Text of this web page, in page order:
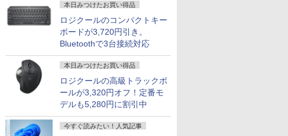
本日みつけたお買い得品
ロジクールのコンパクトキー
ボードが3,720円引き。
Bluetoothで3台接続対応
本日みつけたお買い得品
ロジクールの高級トラックボ
ールが3,320円オフ！定番モ
デルも5,280円に割引中
今すぐ読みたい！人気記事